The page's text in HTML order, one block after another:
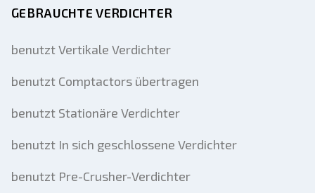
GEBRAUCHTE VERDICHTER
benutzt Vertikale Verdichter
benutzt Comptactors übertragen
benutzt Stationäre Verdichter
benutzt In sich geschlossene Verdichter
benutzt Pre-Crusher-Verdichter